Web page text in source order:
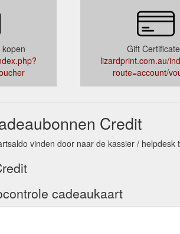
Gift
lizardprint.com.au/
route=account/
Credit
vinden door naar de kassier / helpdesk
cadeaukaart